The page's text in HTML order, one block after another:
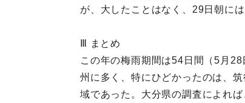
が、大したことはなく、29日朝に
Ⅲ まとめ
この年の梅雨期間は54日間（5月
州に多く、特にひどかったのは、
域であった。大分県の調査によれ